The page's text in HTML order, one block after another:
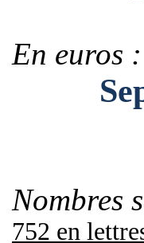
En euros :
Sept
Nombres
752 en